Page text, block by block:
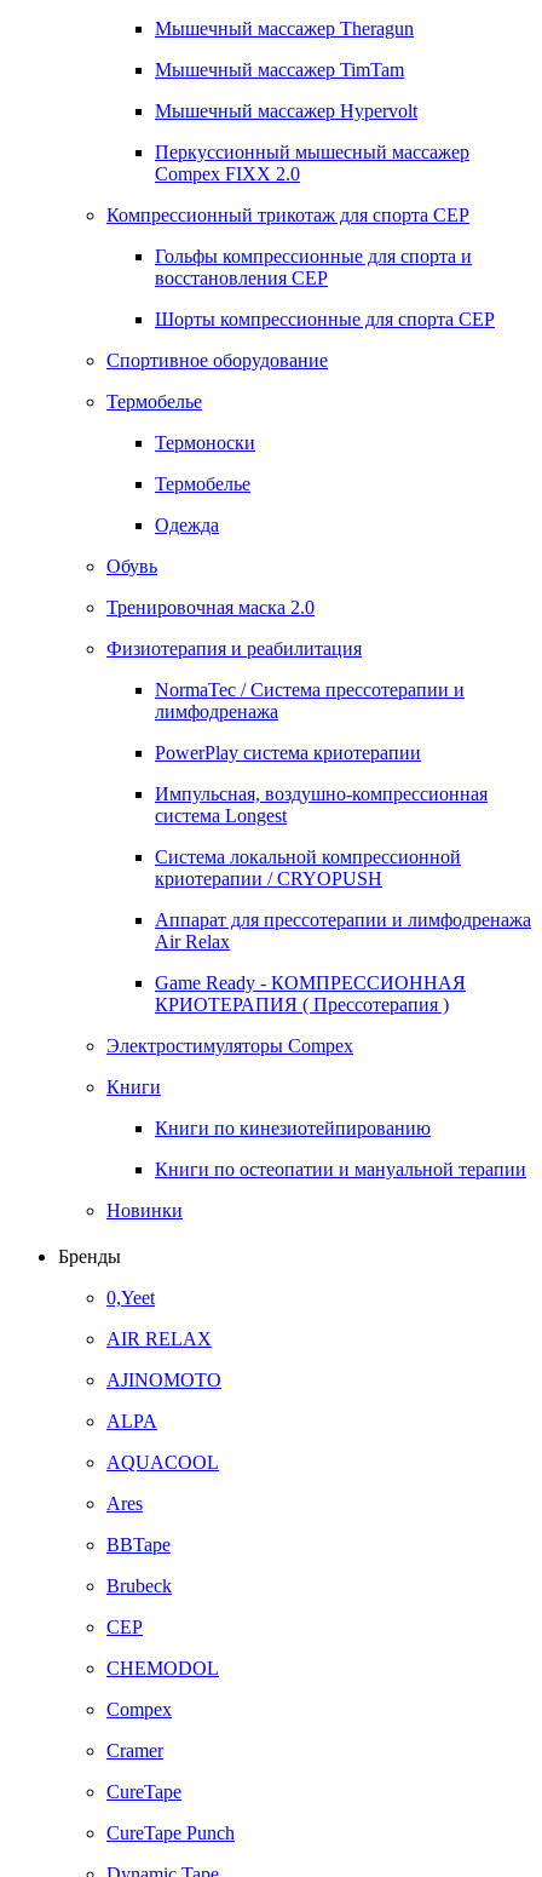
Мышечный массажер Theragun
Мышечный массажер TimTam
Мышечный массажер Hypervolt
Перкуссионный мышесный массажер
Compex FIXX 2.0
Компрессионный трикотаж для спорта СЕР
Гольфы компрессионные для спорта и
восстановления СЕР
Шорты компрессионные для спорта СЕР
Спортивное оборудование
Термобелье
Термоноски
Термобелье
Одежда
Обувь
Тренировочная маска 2.0
Физиотерапия и реабилитация
NormaTec / Система прессотерапии и
лимфодренажа
PowerPlay система криотерапии
Импульсная, воздушно-компрессионная
система Longest
Система локальной компрессионной
криотерапии / CRYOPUSH
Аппарат для прессотерапии и лимфодренажа
Air Relax
Game Ready - КОМПРЕССИОННАЯ
КРИОТЕРАПИЯ ( Прессотерапия )
Электростимуляторы Compex
Книги
Книги по кинезиотейпированию
Книги по остеопатии и мануальной терапии
Новинки
Бренды
0,Yeet
AIR RELAX
AJINOMOTO
ALPA
AQUACOOL
Ares
BBTape
Brubeck
CEP
CHEMODOL
Compex
Cramer
CureTape
CureTape Punch